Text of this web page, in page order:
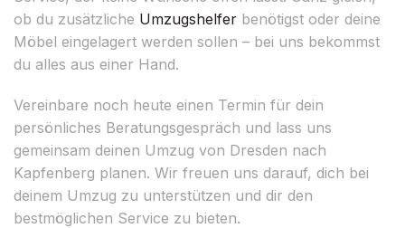
ob du zusätzliche Umzugshelfer benötigst oder deine
Möbel eingelagert werden sollen – bei uns bekommst
du alles aus einer Hand.
Vereinbare noch heute einen Termin für dein
persönliches Beratungsgespräch und lass uns
gemeinsam deinen Umzug von Dresden nach
Kapfenberg planen. Wir freuen uns darauf, dich bei
deinem Umzug zu unterstützen und dir den
bestmöglichen Service zu bieten.